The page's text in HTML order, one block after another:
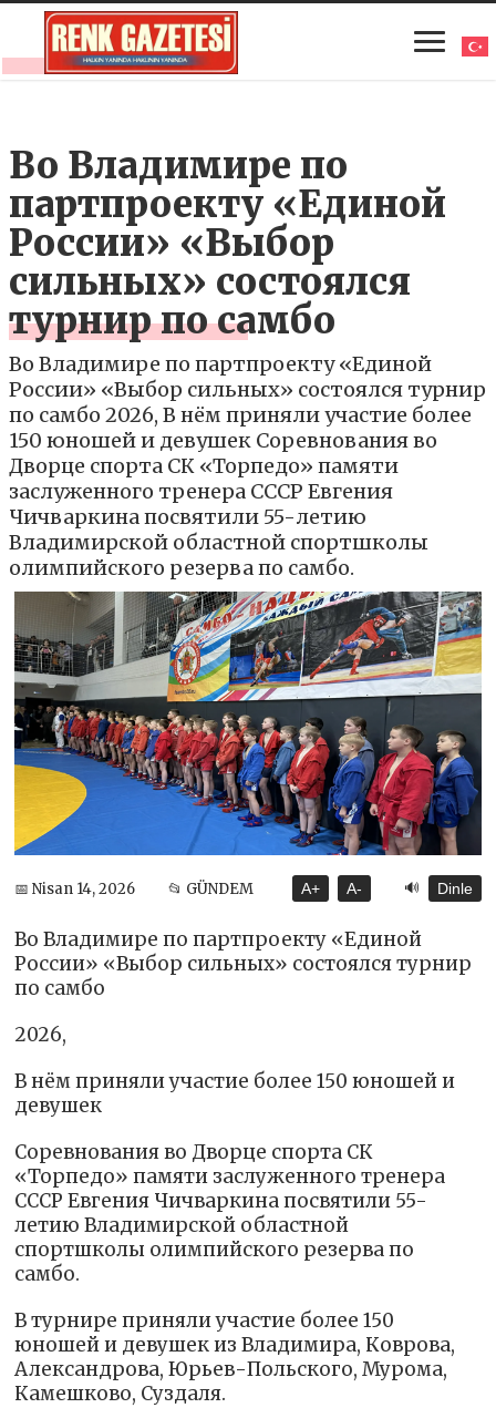
Во Владимире по
партпроекту «Единой
России» «Выбор
сильных» состоялся
турнир по самбо
Во Владимире по партпроекту «Единой
России» «Выбор сильных» состоялся турнир
по самбо 2026, В нём приняли участие более
150 юношей и девушек Соревнования во
Дворце спорта СК «Торпедо» памяти
заслуженного тренера СССР Евгения
Чичваркина посвятили 55-летию
Владимирской областной спортшколы
олимпийского резерва по самбо.
📅 Nisan 14, 2026 📂 GÜNDEM A+ A- 🔊 Dinle
Во Владимире по партпроекту «Единой
России» «Выбор сильных» состоялся турнир
по самбо
2026,
В нём приняли участие более 150 юношей и
девушек
Соревнования во Дворце спорта СК
«Торпедо» памяти заслуженного тренера
СССР Евгения Чичваркина посвятили 55-
летию Владимирской областной
спортшколы олимпийского резерва по
самбо.
В турнире приняли участие более 150
юношей и девушек из Владимира, Коврова,
Александрова, Юрьев-Польского, Мурома,
Камешково, Суздаля.